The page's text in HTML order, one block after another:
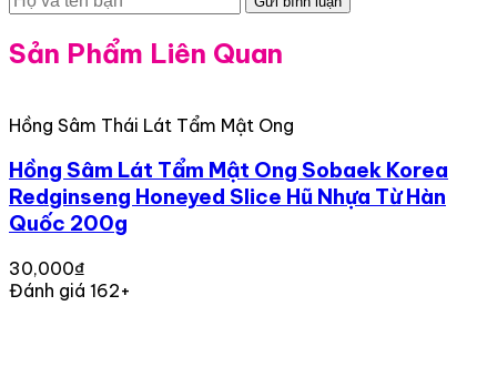
Sản Phẩm Liên Quan